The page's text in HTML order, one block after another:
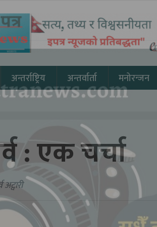
अन्तर्राष्ट्रिय अन्तर्वार्ता मनोरन्जन
: एक चर्चा